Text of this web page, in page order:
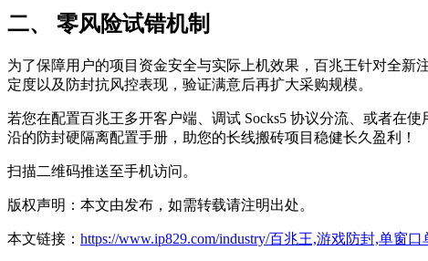
二、 零风险试错机制
为了保障用户的项目资金安全与实际上机效果，百兆王针对全新
定度以及防封抗风控表现，验证满意后再扩大采购规模。
若您在配置百兆王多开客户端、调试 Socks5 协议分流、或者在
沿的防封硬隔离配置手册，助您的长线搬砖项目稳健长久盈利！
扫描二维码推送至手机访问。
版权声明：本文由发布，如需转载请注明出处。
本文链接： https://www.ip829.com/industry/百兆王,游戏防封,单窗口